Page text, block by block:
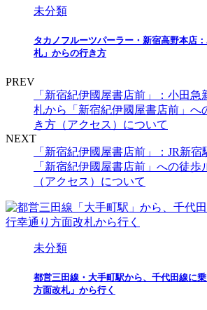
未分類
タカノフルーツパーラー・新宿高野本店
札」からの行き方
PREV
「新宿紀伊國屋書店前」：小田
札から「新宿紀伊國屋書店前」へ
き方（アクセス）について
NEXT
「新宿紀伊國屋書店前」：JR新
「新宿紀伊國屋書店前」への徒
（アクセス）について
未分類
都営三田線・大手町駅から、千代田線に
方面改札」から行く